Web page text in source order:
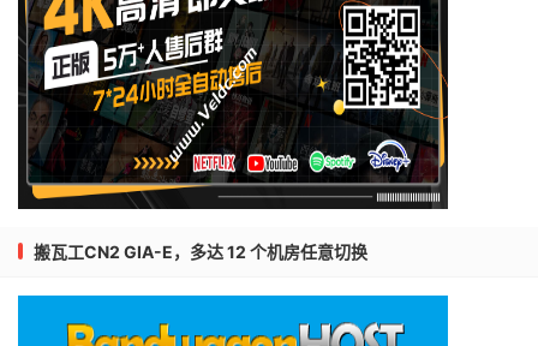
搬瓦工CN2 GIA-E，多达 12 个机房任意切换